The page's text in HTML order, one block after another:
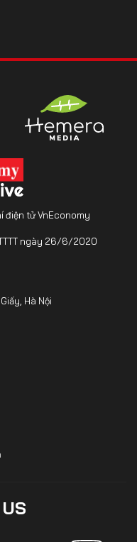
điện tử VnEconomy
ngày 26/6/2020
Hà Nội